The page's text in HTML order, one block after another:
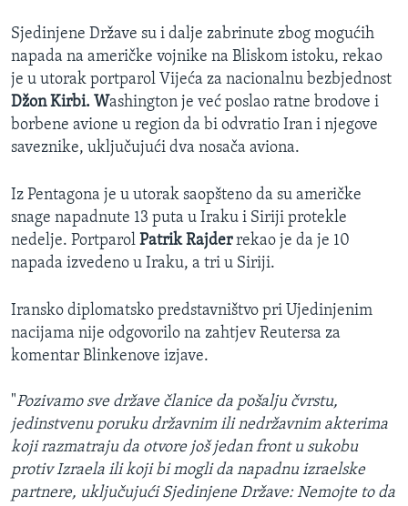
Sjedinjene Države su i dalje zabrinute zbog mogućih
napada na američke vojnike na Bliskom istoku, rekao
je u utorak portparol Vijeća za nacionalnu bezbjednost
Džon Kirbi. Washington je već poslao ratne brodove i
borbene avione u region da bi odvratio Iran i njegove
saveznike, uključujući dva nosača aviona.
Iz Pentagona je u utorak saopšteno da su američke
snage napadnute 13 puta u Iraku i Siriji protekle
nedelje. Portparol Patrik Rajderrekao je da je 10
napada izvedeno u Iraku, a tri u Siriji.
Iransko diplomatsko predstavništvo pri Ujedinjenim
nacijama nije odgovorilo na zahtjev Reutersa za
komentar Blinkenove izjave.
"Pozivamo sve države članice da pošalju čvrstu,
jedinstvenu poruku državnim ili nedržavnim akterima
koji razmatraju da otvore još jedan front u sukobu
protiv Izraela ili koji bi mogli da napadnu izraelske
partnere, uključujući Sjedinjene Države: Nemojte to da